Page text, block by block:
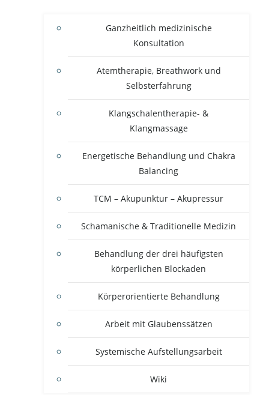
Ganzheitlich medizinische
Konsultation
Atemtherapie, Breathwork und
Selbsterfahrung
Klangschalentherapie- &
Klangmassage
Energetische Behandlung und Chakra
Balancing
TCM – Akupunktur – Akupressur
Schamanische & Traditionelle Medizin
Behandlung der drei häufigsten
körperlichen Blockaden
Körperorientierte Behandlung
Arbeit mit Glaubenssätzen
Systemische Aufstellungsarbeit
Wiki